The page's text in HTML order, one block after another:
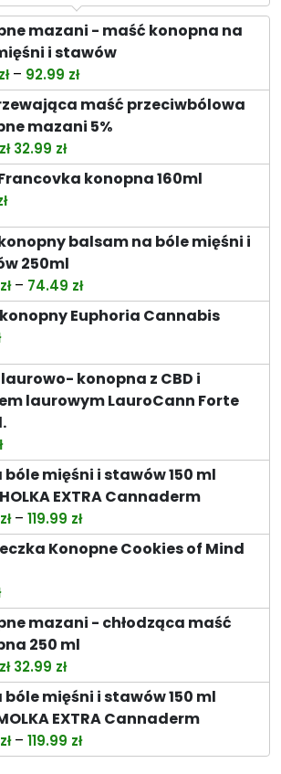
mazani - maść konopna na
i stawów
zł – 92.99 złZakres
cen:
od
do
92.99 zł
maść przeciwbólowa
mazani 5%
zł Pierwotna
cena
32.99 złAktualna
cenakonopna 160ml
balsam na bóle mięśni i
250ml
zł – 74.49 złZakres
cen:
od
do
74.49 zł
Euphoria Cannabis
konopna z CBD i
laurowym LauroCann Forte
Aktualna
cena
wynosi:
39.89 zł.
bóle mięśni i stawów 150 ml
EXTRA Cannaderm
zł – 119.99 złZakres
cen:
od
do
119.99 zł
Konopne Cookies of Mind
mazani - chłodząca maść
250 ml
zł Pierwotna
cena
wynosiła:
38.00 zł.
32.99 złAktualna
cena
wynosi:
32.99 zł.
bóle mięśni i stawów 150 ml
EXTRA Cannaderm
zł – 119.99 złZakres
cen: